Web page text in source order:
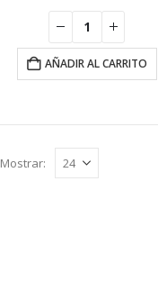
AÑADIR AL CARRITO
Mostrar: